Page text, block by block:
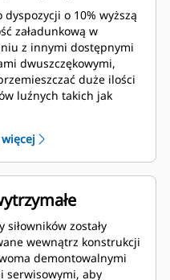
dyspozycji o 10% wyższą
załadunkową w
z innymi dostępnymi
dwuszczękowymi,
duże ilości
luźnych takich jak
chwytanie i
dużych ilości
siła zaciskowa szczęk
połączeniu z szybkim
i zamykaniem
cykle robocze i
zadanie
więcej ton w
siłowników zostały
wewnątrz konstrukcji
demontowalnymi
serwisowymi, aby